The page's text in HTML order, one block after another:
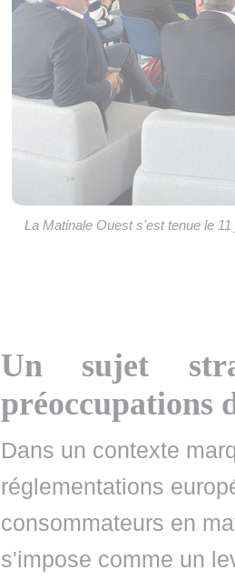
La Matinale Ouest s'est tenue le
Un sujet
préoccupations
Dans un contexte
réglementations
consommateurs en
s'impose comme un